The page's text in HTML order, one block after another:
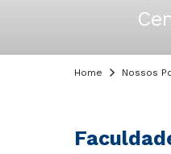
Home Nossos